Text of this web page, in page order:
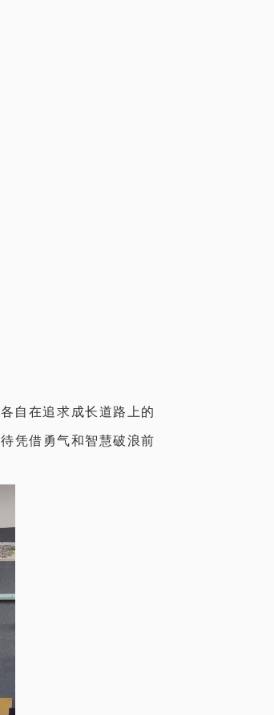
自在追求成长道路上的
凭借勇气和智慧破浪前